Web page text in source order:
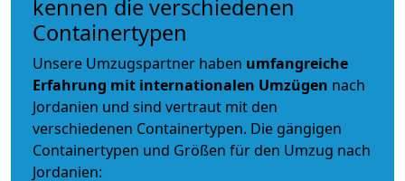
kennen die verschiedenen
Containertypen
Unsere Umzugspartner haben umfangreiche
Erfahrung mit internationalen Umzügen nach
Jordanien und sind vertraut mit den
verschiedenen Containertypen. Die gängigen
Containertypen und Größen für den Umzug nach
Jordanien: